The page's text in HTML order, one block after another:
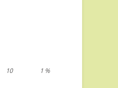
10 1 %